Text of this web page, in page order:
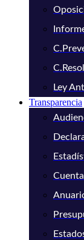
Ley
Transparencia